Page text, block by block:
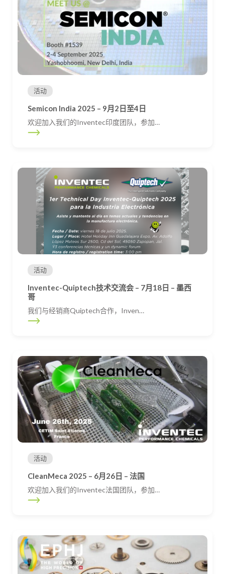
活动
Semicon India 2025 – 9月2日至4日
欢迎加入我们的Inventec印度团队，参加…
活动
Inventec-Quiptech技术交流会 – 7月18日 – 墨西
哥
我们与经销商Quiptech合作，Inven…
活动
CleanMeca 2025 – 6月26日 – 法国
欢迎加入我们的Inventec法国团队，参加…